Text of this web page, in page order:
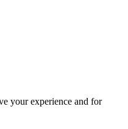
your experience and for